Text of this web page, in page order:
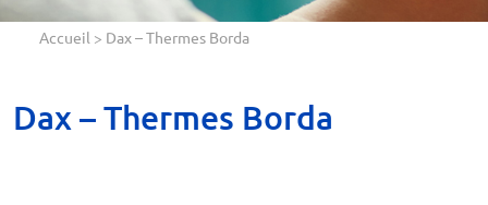
Accueil > Dax – Thermes Borda
Dax – Thermes Borda